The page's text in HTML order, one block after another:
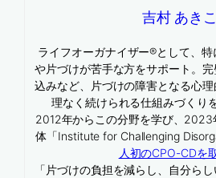
吉村 あきこ
ライフオーガナイザー®として、
や片づけが苦手な方をサポート。
込みなど、片づけの障害となる心
理なく続けられる仕組みづくり
2012年からこの分野を学び、2023
体「Institute for Challenging
人初のCPO-CDを
「片づけの負担を減らし、自分ら